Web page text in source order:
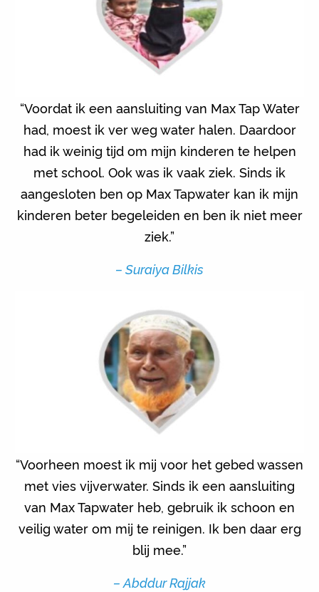
“Voordat ik een aansluiting van Max Tap Water
had, moest ik ver weg water halen. Daardoor
had ik weinig tijd om mijn kinderen te helpen
met school. Ook was ik vaak ziek. Sinds ik
aangesloten ben op Max Tapwater kan ik mijn
kinderen beter begeleiden en ben ik niet meer
ziek.”
– Suraiya Bilkis
“Voorheen moest ik mij voor het gebed wassen
met vies vijverwater. Sinds ik een aansluiting
van Max Tapwater heb, gebruik ik schoon en
veilig water om mij te reinigen. Ik ben daar erg
blij mee.”
– Abddur Rajjak